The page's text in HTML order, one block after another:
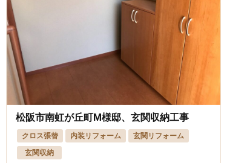
松阪市南虹が丘町M様邸、玄関収納工事
クロス張替 内装リフォーム
玄関リフォーム
玄関収納